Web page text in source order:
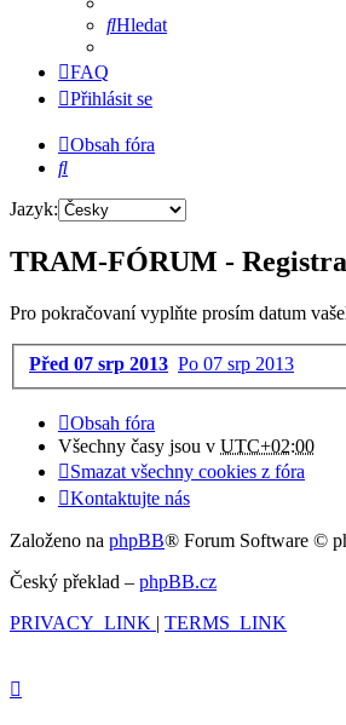
Hledat
FAQ
Přihlásit se
Obsah fóra
Hledat
Jazyk:
TRAM-FÓRUM -
Pro pokračovaní vyplňte prosím datum
Před 07 srp 2013 Po 07 srp 2013
Obsah fóra
Všechny časy jsou v UTC+02:00
Smazat všechny cookies z fóra
Kontaktujte nás
Založeno na phpBB® Forum Software ©
Český překlad – phpBB.cz
PRIVACY_LINK | TERMS_LINK